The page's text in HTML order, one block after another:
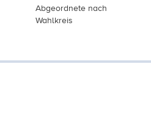
Abgeordnete nach
Wahlkreis